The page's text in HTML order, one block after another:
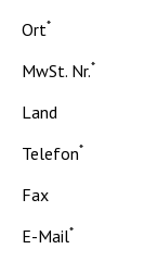
Ort*
MwSt. Nr.*
Land
Telefon*
Fax
E-Mail*